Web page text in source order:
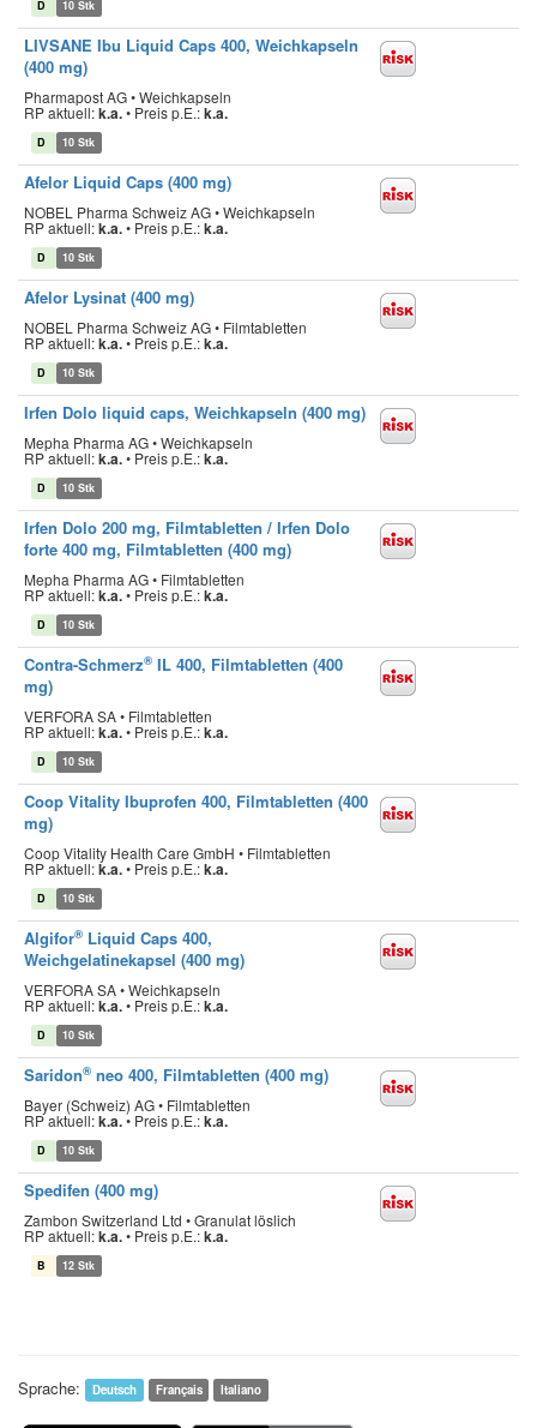
D 10 Stk
LIVSANE Ibu Liquid Caps 400, Weichkapseln
(400 mg)
Pharmapost AG • Weichkapseln
RP aktuell:k.a.• Preis p.E.:k.a.
D 10 Stk
Afelor Liquid Caps (400 mg)
NOBEL Pharma Schweiz AG • Weichkapseln
RP aktuell:k.a.• Preis p.E.:k.a.
D 10 Stk
Afelor Lysinat (400 mg)
NOBEL Pharma Schweiz AG • Filmtabletten
RP aktuell:k.a.• Preis p.E.:k.a.
D 10 Stk
Irfen Dolo liquid caps, Weichkapseln (400 mg)
Mepha Pharma AG • Weichkapseln
RP aktuell:k.a.• Preis p.E.:k.a.
D 10 Stk
Irfen Dolo 200 mg, Filmtabletten / Irfen Dolo
forte 400 mg, Filmtabletten (400 mg)
Mepha Pharma AG • Filmtabletten
RP aktuell:k.a.• Preis p.E.:k.a.
D 10 Stk
Contra-Schmerz® IL 400, Filmtabletten (400
mg)
VERFORA SA • Filmtabletten
RP aktuell:k.a.• Preis p.E.:k.a.
D 10 Stk
Coop Vitality Ibuprofen 400, Filmtabletten (400
mg)
Coop Vitality Health Care GmbH • Filmtabletten
RP aktuell:k.a.• Preis p.E.:k.a.
D 10 Stk
Algifor® Liquid Caps 400,
Weichgelatinekapsel (400 mg)
VERFORA SA • Weichkapseln
RP aktuell:k.a.• Preis p.E.:k.a.
D 10 Stk
Saridon® neo 400, Filmtabletten (400 mg)
Bayer (Schweiz) AG • Filmtabletten
RP aktuell:k.a.• Preis p.E.:k.a.
D 10 Stk
Spedifen (400 mg)
Zambon Switzerland Ltd • Granulat löslich
RP aktuell:k.a.• Preis p.E.:k.a.
B 12 Stk
Sprache: Deutsch Français Italiano